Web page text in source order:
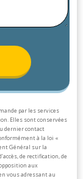
par les services
Elles sont conservées
dernier contact
à la loi «
Général sur la
de rectification, de
aux
vous adressant au